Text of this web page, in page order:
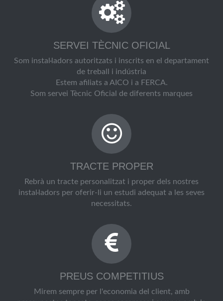
SERVEI TÈCNIC OFICIAL
Som instal·ladors autoritzats i inscrits en el departament
de treball i indústria
Estem afiliats a AICO i a FERCA.
Som servei Tècnic Oficial de diferents marques
TRACTE PROPER
Rebrà un tracte personalitzat i proper dels nostres
instal·ladors per oferir-li un estudi adequat a les seves
necessitats.
PREUS COMPETITIUS
Mirem sempre per l'economia del client, amb